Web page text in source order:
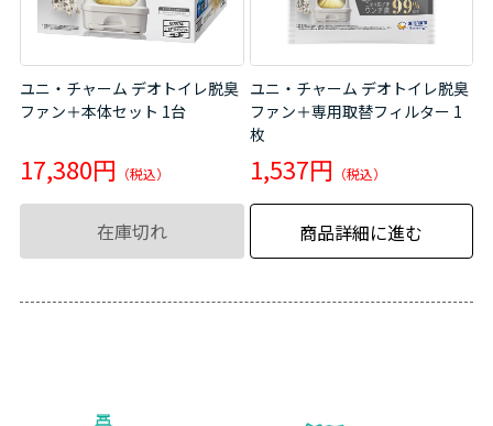
ユニ・チャーム デオトイレ脱臭
ファン＋本体セット 1台
17,380円
在庫切れ
ユニ・チャーム デオトイレ脱臭
ファン＋専用取替フィルター 1
枚
1,537円
商品詳細に進む